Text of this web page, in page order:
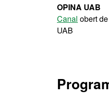
OPINA UAB
Canal obert
UAB